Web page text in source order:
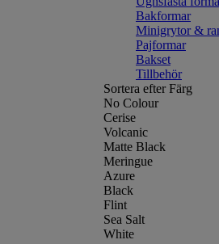
Bakformar
Minigrytor &
Pajformar
Bakset
Tillbehör
Sortera efter Färg
No Colour
Cerise
Volcanic
Matte Black
Meringue
Azure
Black
Flint
Sea Salt
White